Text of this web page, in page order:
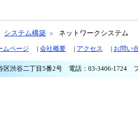
システム構築 ネットワークシステム
ムページ 会社概要 アクセス お問い
渋谷二丁目5番2号 電話：03-3406-1724